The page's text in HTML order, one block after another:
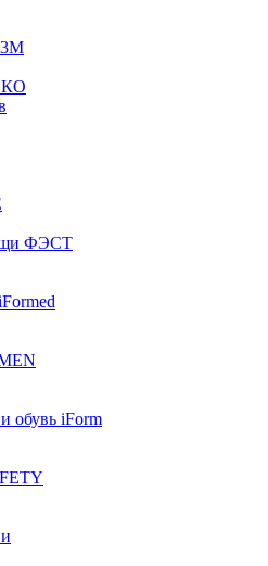
ФЭСТ
обувь iForm